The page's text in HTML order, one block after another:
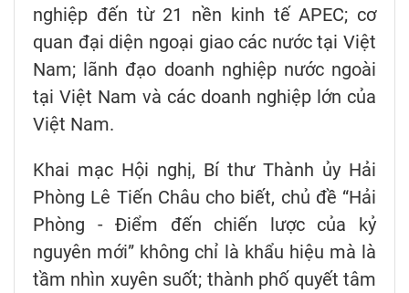
nghiệp đến từ 21 nền kinh tế APEC; cơ
quan đại diện ngoại giao các nước tại Việt
Nam; lãnh đạo doanh nghiệp nước ngoài
tại Việt Nam và các doanh nghiệp lớn của
Việt Nam.
Khai mạc Hội nghị, Bí thư Thành ủy Hải
Phòng Lê Tiến Châu cho biết, chủ đề “Hải
Phòng - Điểm đến chiến lược của kỷ
nguyên mới” không chỉ là khẩu hiệu mà là
tầm nhìn xuyên suốt; thành phố quyết tâm